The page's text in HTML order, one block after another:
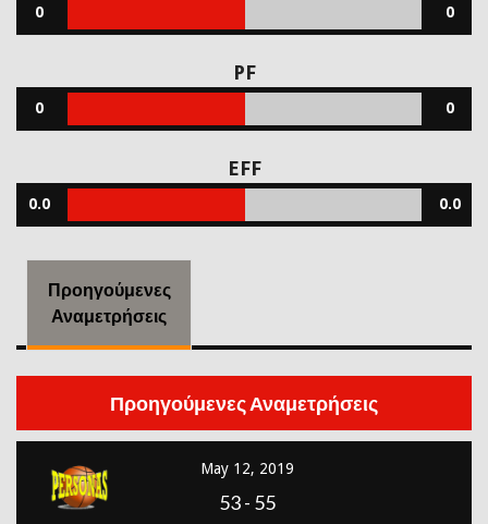
0 0
PF
0 0
EFF
0.0 0.0
Προηγούμενες
Αναμετρήσεις
Προηγούμενες Αναμετρήσεις
May 12, 2019
53- 55